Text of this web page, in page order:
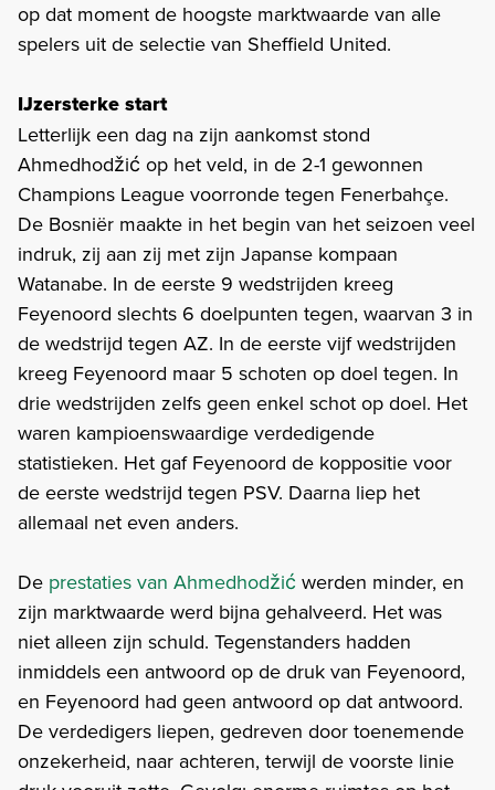
op dat moment de hoogste marktwaarde van alle
spelers uit de selectie van Sheffield United.
IJzersterke start
Letterlijk een dag na zijn aankomst stond
Ahmedhodžić op het veld, in de 2-1 gewonnen
Champions League voorronde tegen Fenerbahçe.
De Bosniër maakte in het begin van het seizoen veel
indruk, zij aan zij met zijn Japanse kompaan
Watanabe. In de eerste 9 wedstrijden kreeg
Feyenoord slechts 6 doelpunten tegen, waarvan 3 in
de wedstrijd tegen AZ. In de eerste vijf wedstrijden
kreeg Feyenoord maar 5 schoten op doel tegen. In
drie wedstrijden zelfs geen enkel schot op doel. Het
waren kampioenswaardige verdedigende
statistieken. Het gaf Feyenoord de koppositie voor
de eerste wedstrijd tegen PSV. Daarna liep het
allemaal net even anders.
De prestaties van Ahmedhodžić werden minder, en
zijn marktwaarde werd bijna gehalveerd. Het was
niet alleen zijn schuld. Tegenstanders hadden
inmiddels een antwoord op de druk van Feyenoord,
en Feyenoord had geen antwoord op dat antwoord.
De verdedigers liepen, gedreven door toenemende
onzekerheid, naar achteren, terwijl de voorste linie